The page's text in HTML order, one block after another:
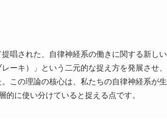
唱された、自律神経系の働きに関する新しい
ーキ）」という二元的な捉え方を発展させ、
この理論の核心は、私たちの自律神経系が生
に使い分けていると捉える点です。